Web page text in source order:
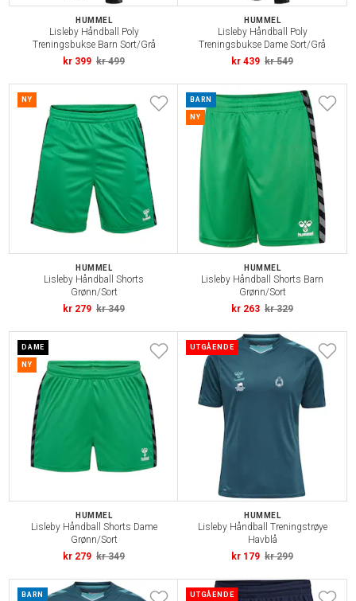
HUMMEL
Lisleby Håndball Poly
Treningsbukse Barn Sort/Grå
kr 399 kr 499
HUMMEL
Lisleby Håndball Poly
Treningsbukse Dame Sort/Grå
kr 439 kr 549
NY
HUMMEL
Lisleby Håndball Shorts
Grønn/Sort
kr 279 kr 349
BARN
NY
HUMMEL
Lisleby Håndball Shorts Barn
Grønn/Sort
kr 263 kr 329
DAME
NY
HUMMEL
Lisleby Håndball Shorts Dame
Grønn/Sort
kr 279 kr 349
UTGÅENDE
HUMMEL
Lisleby Håndball Treningstrøye
Havblå
kr 179 kr 299
BARN UTGÅENDE